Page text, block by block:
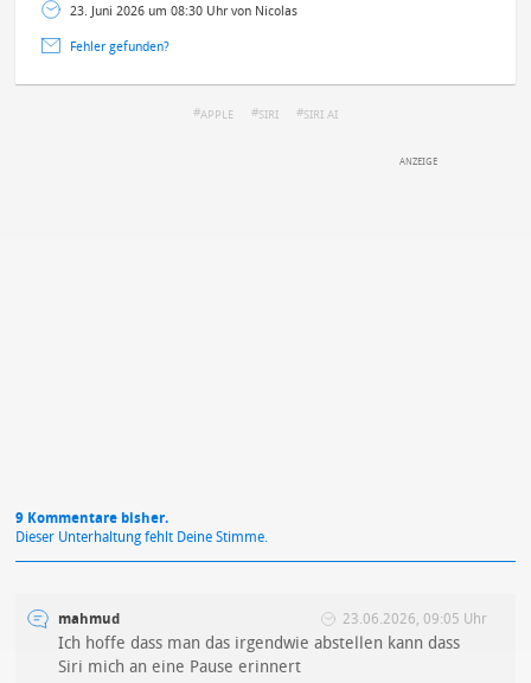
23. Juni 2026 um 08:30 Uhr von Nicolas
Fehler gefunden?
APPLE SIRI SIRI AI
9 Kommentare bisher.
Dieser Unterhaltung fehlt Deine Stimme.
mahmud 23.06.2026, 09:05 Uhr
Ich hoffe dass man das irgendwie abstellen kann dass
Siri mich an eine Pause erinnert